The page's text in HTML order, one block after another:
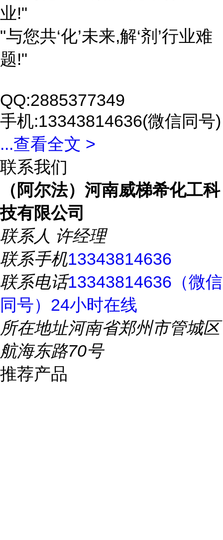
业!"
"与您共‘化’未来,解‘剂’行业难
题!"
QQ:2885377349
手机:13343814636(微信同号)
...查看全文 >
联系我们
（阿尔法）河南威梯希化工科
技有限公司
联系人 许经理
联系手机13343814636
联系电话13343814636（微信
同号）24小时在线
所在地址河南省郑州市管城区
航海东路70号
推荐产品